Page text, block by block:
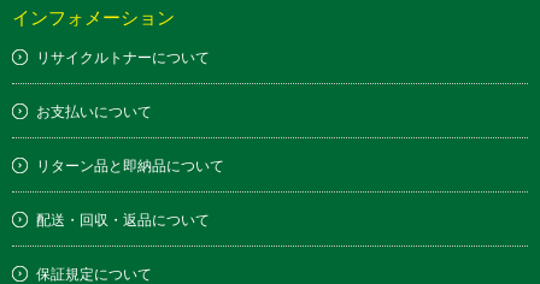
インフォメーション
リサイクルトナーについて
お支払いについて
リターン品と即納品について
配送・回収・返品について
保証規定について